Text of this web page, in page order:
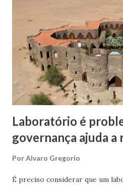
uma plataforma rodoviária do
concessão, será usada pela
pedágios. O mesmo serve para
governo americano durante a
tornou disponível ao mundo o
Global - GPS. A partir do uso
podemos calcular quantos
foram gerado...
Laboratório é
governança ajuda a
PorAlvaro Gregorio
É preciso considerar que um